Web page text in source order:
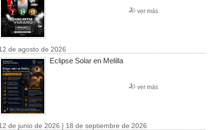
ver más
de agosto de 2026
Eclipse Solar en Melilla
ver más
de junio de 2026 | 18 de septiembre de 2026